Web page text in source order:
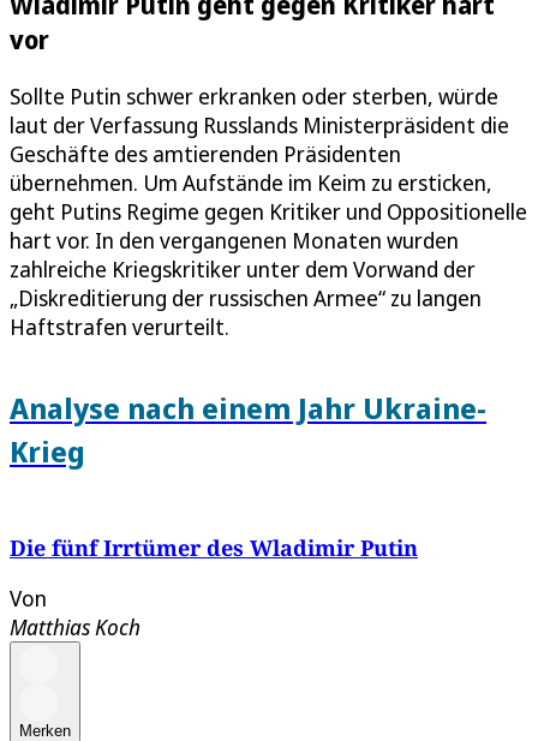
vor
Sollte Putin schwer erkranken oder sterben, würde
laut der Verfassung Russlands Ministerpräsident die
Geschäfte des amtierenden Präsidenten
übernehmen. Um Aufstände im Keim zu ersticken,
geht Putins Regime gegen Kritiker und Oppositionelle
hart vor. In den vergangenen Monaten wurden
zahlreiche Kriegskritiker unter dem Vorwand der
„Diskreditierung der russischen Armee“ zu langen
Haftstrafen verurteilt.
Analyse nach einem Jahr Ukraine-
Krieg
Die fünf Irrtümer des Wladimir Putin
Von
Matthias Koch
Merken